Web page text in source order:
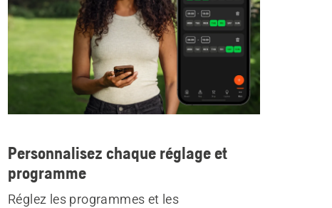
Personnalisez chaque réglage et
programme
Réglez les programmes et les